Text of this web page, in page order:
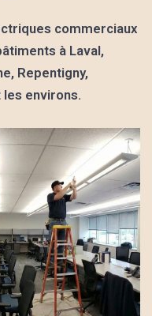
commerciaux
à Laval,
Repentigny,
les environs.